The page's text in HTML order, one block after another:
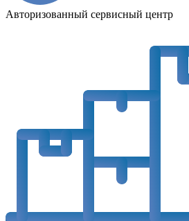
Авторизованный сервисный центр